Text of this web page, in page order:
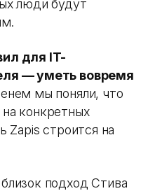
люди будут
для IT-
— уметь вовремя
мы поняли, что
конкретных
Zapis строится на
подход Стива